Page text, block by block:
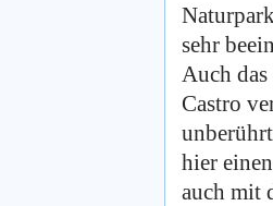
sehr
Auch
Castro
hier
auch mit